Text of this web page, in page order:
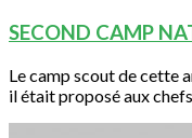
SECOND CAMP
Le camp scout de cette
il était proposé aux chefs